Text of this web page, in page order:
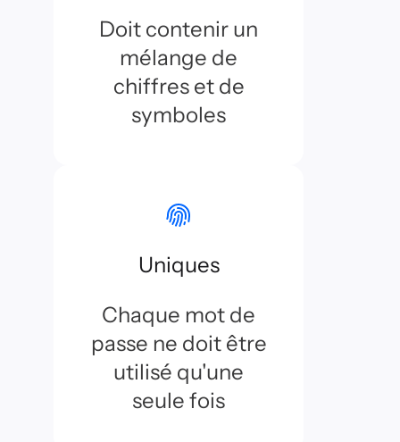
Doit contenir un
mélange de
chiffres et de
symboles
Uniques
Chaque mot de
passe ne doit être
utilisé qu'une
seule fois